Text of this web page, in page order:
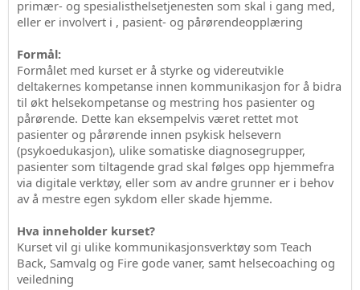
primær- og spesialisthelsetjenesten som skal i gang med,
eller er involvert i , pasient- og pårørendeopplæring
Formål:
Formålet med kurset er å styrke og videreutvikle
deltakernes kompetanse innen kommunikasjon for å bidra
til økt helsekompetanse og mestring hos pasienter og
pårørende. Dette kan eksempelvis været rettet mot
pasienter og pårørende innen psykisk helsevern
(psykoedukasjon), ulike somatiske diagnosegrupper,
pasienter som tiltagende grad skal følges opp hjemmefra
via digitale verktøy, eller som av andre grunner er i behov
av å mestre egen sykdom eller skade hjemme.
Hva inneholder kurset?
Kurset vil gi ulike kommunikasjonsverktøy som Teach
Back, Samvalg og Fire gode vaner, samt helsecoaching og
veiledning